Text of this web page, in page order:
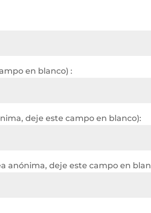
en blanco) :
deje este campo en blanco):
anónima, deje este campo en